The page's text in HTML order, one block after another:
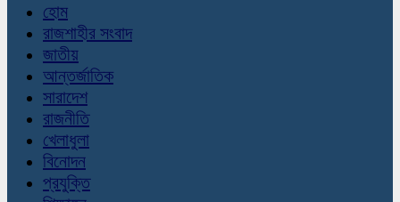
হোম
রাজশাহীর সংবাদ
জাতীয়
আন্তর্জাতিক
সারাদেশ
রাজনীতি
খেলাধুলা
বিনোদন
প্রযুক্তি